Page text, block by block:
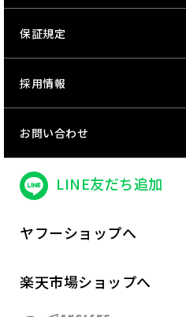
保証規定
採用情報
お問い合わせ
LINE友だち追加
ヤフーショップへ
楽天市場ショップへ